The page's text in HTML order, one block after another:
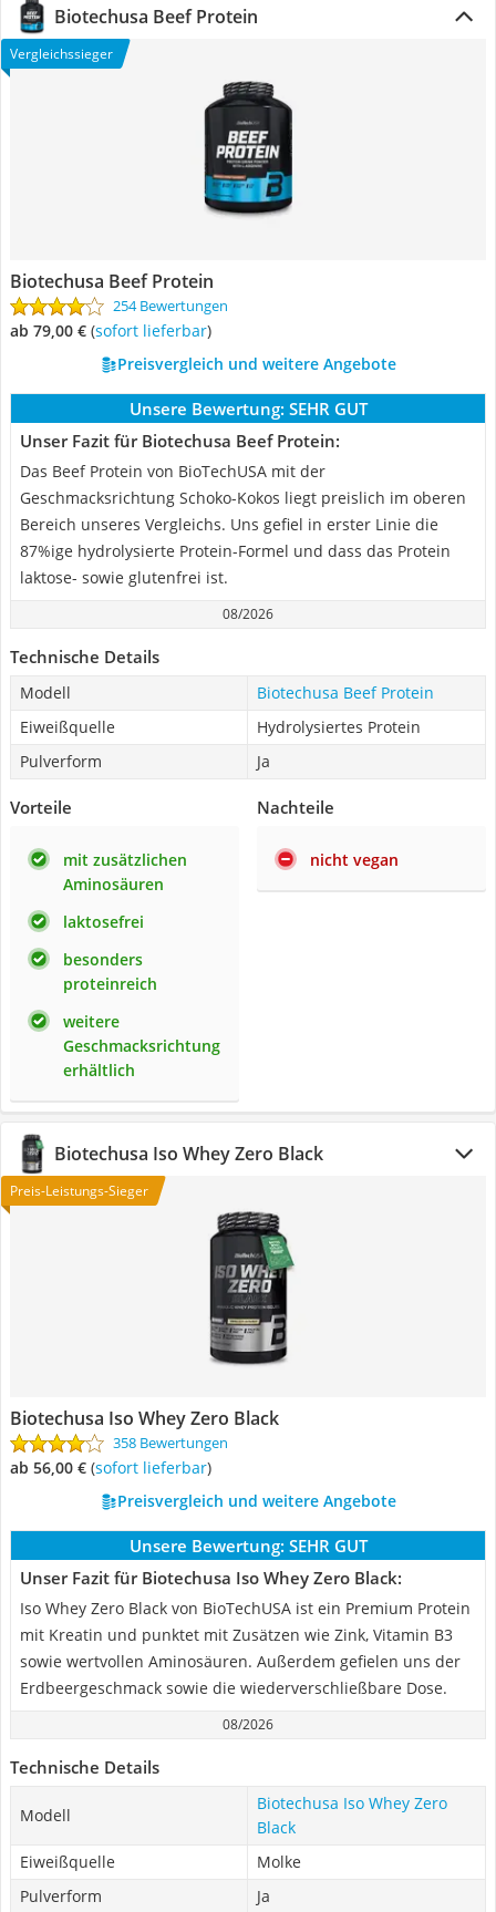
Biotechusa Beef Protein
Vergleichssieger
Biotechusa Beef Protein
254 Bewertungen
ab 79,00 € ( Sofort lieferbar)
Preisvergleich und weitere Angebote
Unsere Bewertung: SEHR GUT
Unser Fazit für Biotechusa Beef Protein:
Das Beef Protein von BioTechUSA mit der
Geschmacksrichtung Schoko-Kokos liegt preislich im oberen
Bereich unseres Vergleichs. Uns gefiel in erster Linie die
87%ige hydrolysierte Protein-Formel und dass das Protein
laktose- sowie glutenfrei ist.
08/2026
Technische Details
Modell
Biotechusa Beef Protein
Eiweißquelle
Hydrolysiertes Protein
Pulverform
Ja
Vorteile
mit zusätzlichen
Aminosäuren
laktosefrei
besonders
proteinreich
weitere
Geschmacksrichtung
erhältlich
Nachteile
nicht vegan
Biotechusa Iso Whey Zero Black
Preis-Leistungs-Sieger
Biotechusa Iso Whey Zero Black
358 Bewertungen
ab 56,00 € ( Sofort lieferbar)
Preisvergleich und weitere Angebote
Unsere Bewertung: SEHR GUT
Unser Fazit für Biotechusa Iso Whey Zero Black:
Iso Whey Zero Black von BioTechUSA ist ein Premium Protein
mit Kreatin und punktet mit Zusätzen wie Zink, Vitamin B3
sowie wertvollen Aminosäuren. Außerdem gefielen uns der
Erdbeergeschmack sowie die wiederverschließbare Dose.
08/2026
Technische Details
Modell
Biotechusa Iso Whey Zero
Black
Eiweißquelle
Molke
Pulverform
Ja